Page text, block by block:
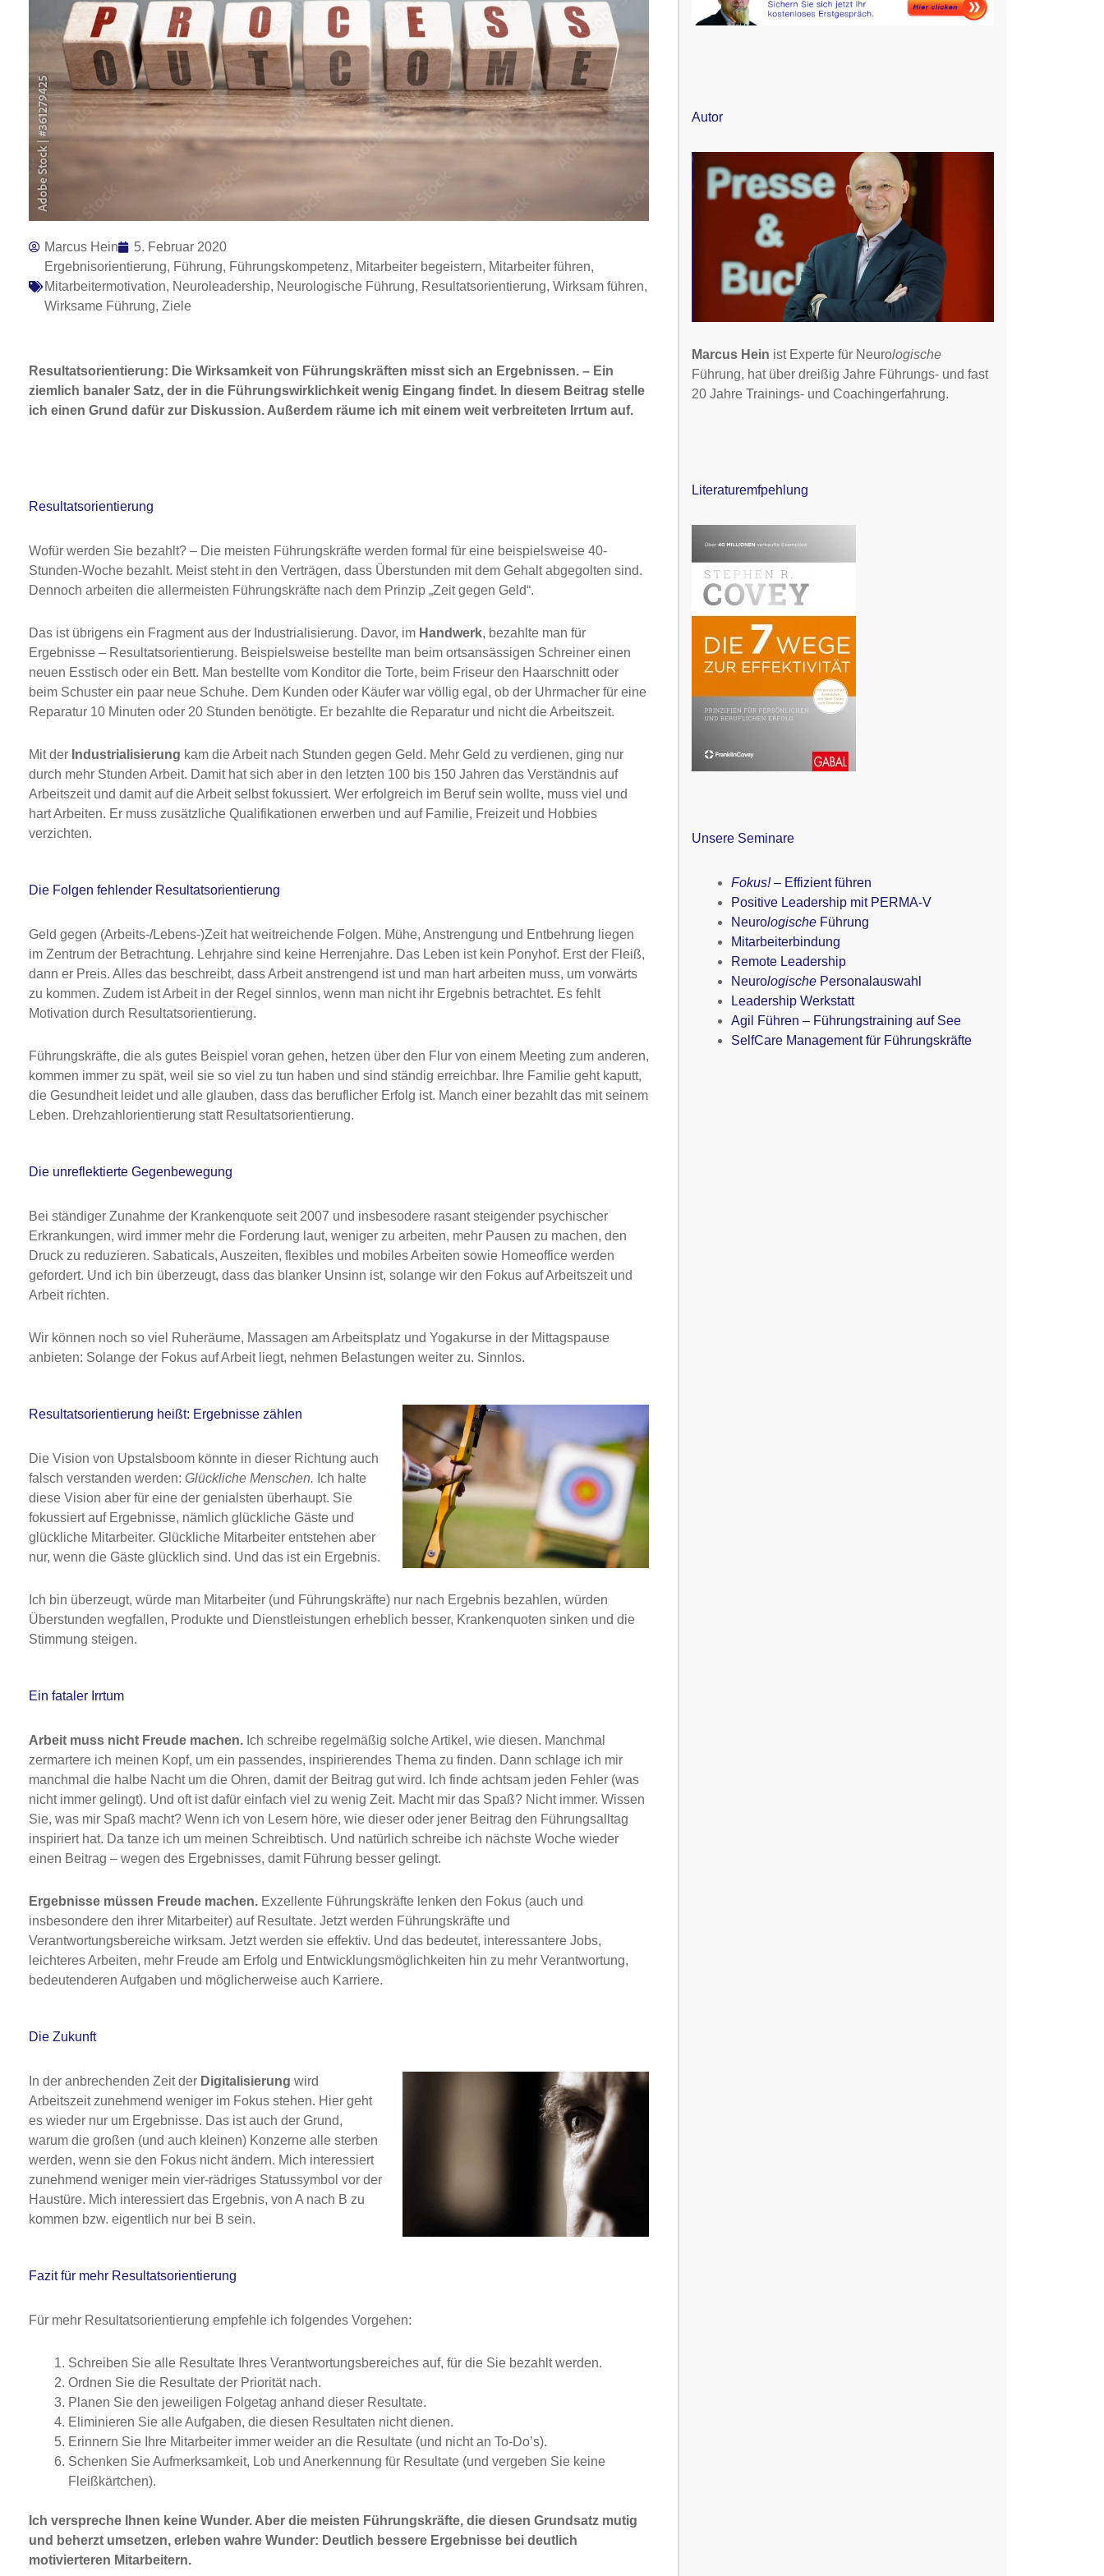
Marcus Hein
5. Februar 2020
Ergebnisorientierung, Führung, Führungskompetenz, Mitarbeiter begeistern, Mitarbeiter führen,
Mitarbeitermotivation, Neuroleadership, Neurologische Führung, Resultatsorientierung, Wirksam führen,
Wirksame Führung, Ziele
Resultatsorientierung: Die Wirksamkeit von Führungskräften misst sich an Ergebnissen. – Ein
ziemlich banaler Satz, der in die Führungswirklichkeit wenig Eingang findet. In diesem Beitrag stelle
ich einen Grund dafür zur Diskussion. Außerdem räume ich mit einem weit verbreiteten Irrtum auf.
Resultatsorientierung
Wofür werden Sie bezahlt? – Die meisten Führungskräfte werden formal für eine beispielsweise 40-
Stunden-Woche bezahlt. Meist steht in den Verträgen, dass Überstunden mit dem Gehalt abgegolten sind.
Dennoch arbeiten die allermeisten Führungskräfte nach dem Prinzip „Zeit gegen Geld“.
Das ist übrigens ein Fragment aus der Industrialisierung. Davor, im Handwerk, bezahlte man für
Ergebnisse – Resultatsorientierung. Beispielsweise bestellte man beim ortsansässigen Schreiner einen
neuen Esstisch oder ein Bett. Man bestellte vom Konditor die Torte, beim Friseur den Haarschnitt oder
beim Schuster ein paar neue Schuhe. Dem Kunden oder Käufer war völlig egal, ob der Uhrmacher für eine
Reparatur 10 Minuten oder 20 Stunden benötigte. Er bezahlte die Reparatur und nicht die Arbeitszeit.
Mit der Industrialisierung kam die Arbeit nach Stunden gegen Geld. Mehr Geld zu verdienen, ging nur
durch mehr Stunden Arbeit. Damit hat sich aber in den letzten 100 bis 150 Jahren das Verständnis auf
Arbeitszeit und damit auf die Arbeit selbst fokussiert. Wer erfolgreich im Beruf sein wollte, muss viel und
hart Arbeiten. Er muss zusätzliche Qualifikationen erwerben und auf Familie, Freizeit und Hobbies
verzichten.
Die Folgen fehlender Resultatsorientierung
Geld gegen (Arbeits-/Lebens-)Zeit hat weitreichende Folgen. Mühe, Anstrengung und Entbehrung liegen
im Zentrum der Betrachtung. Lehrjahre sind keine Herrenjahre. Das Leben ist kein Ponyhof. Erst der Fleiß,
dann er Preis. Alles das beschreibt, dass Arbeit anstrengend ist und man hart arbeiten muss, um vorwärts
zu kommen. Zudem ist Arbeit in der Regel sinnlos, wenn man nicht ihr Ergebnis betrachtet. Es fehlt
Motivation durch Resultatsorientierung.
Führungskräfte, die als gutes Beispiel voran gehen, hetzen über den Flur von einem Meeting zum anderen,
kommen immer zu spät, weil sie so viel zu tun haben und sind ständig erreichbar. Ihre Familie geht kaputt,
die Gesundheit leidet und alle glauben, dass das beruflicher Erfolg ist. Manch einer bezahlt das mit seinem
Leben. Drehzahlorientierung statt Resultatsorientierung.
Die unreflektierte Gegenbewegung
Bei ständiger Zunahme der Krankenquote seit 2007 und insbesodere rasant steigender psychischer
Erkrankungen, wird immer mehr die Forderung laut, weniger zu arbeiten, mehr Pausen zu machen, den
Druck zu reduzieren. Sabaticals, Auszeiten, flexibles und mobiles Arbeiten sowie Homeoffice werden
gefordert. Und ich bin überzeugt, dass das blanker Unsinn ist, solange wir den Fokus auf Arbeitszeit und
Arbeit richten.
Wir können noch so viel Ruheräume, Massagen am Arbeitsplatz und Yogakurse in der Mittagspause
anbieten: Solange der Fokus auf Arbeit liegt, nehmen Belastungen weiter zu. Sinnlos.
Resultatsorientierung heißt: Ergebnisse zählen
Die Vision von Upstalsboom könnte in dieser Richtung auch
falsch verstanden werden: Glückliche Menschen. Ich halte
diese Vision aber für eine der genialsten überhaupt. Sie
fokussiert auf Ergebnisse, nämlich glückliche Gäste und
glückliche Mitarbeiter. Glückliche Mitarbeiter entstehen aber
nur, wenn die Gäste glücklich sind. Und das ist ein Ergebnis.
Ich bin überzeugt, würde man Mitarbeiter (und Führungskräfte) nur nach Ergebnis bezahlen, würden
Überstunden wegfallen, Produkte und Dienstleistungen erheblich besser, Krankenquoten sinken und die
Stimmung steigen.
Ein fataler Irrtum
Arbeit muss nicht Freude machen. Ich schreibe regelmäßig solche Artikel, wie diesen. Manchmal
zermartere ich meinen Kopf, um ein passendes, inspirierendes Thema zu finden. Dann schlage ich mir
manchmal die halbe Nacht um die Ohren, damit der Beitrag gut wird. Ich finde achtsam jeden Fehler (was
nicht immer gelingt). Und oft ist dafür einfach viel zu wenig Zeit. Macht mir das Spaß? Nicht immer. Wissen
Sie, was mir Spaß macht? Wenn ich von Lesern höre, wie dieser oder jener Beitrag den Führungsalltag
inspiriert hat. Da tanze ich um meinen Schreibtisch. Und natürlich schreibe ich nächste Woche wieder
einen Beitrag – wegen des Ergebnisses, damit Führung besser gelingt.
Ergebnisse müssen Freude machen. Exzellente Führungskräfte lenken den Fokus (auch und
insbesondere den ihrer Mitarbeiter) auf Resultate. Jetzt werden Führungskräfte und
Verantwortungsbereiche wirksam. Jetzt werden sie effektiv. Und das bedeutet, interessantere Jobs,
leichteres Arbeiten, mehr Freude am Erfolg und Entwicklungsmöglichkeiten hin zu mehr Verantwortung,
bedeutenderen Aufgaben und möglicherweise auch Karriere.
Die Zukunft
In der anbrechenden Zeit der Digitalisierung wird
Arbeitszeit zunehmend weniger im Fokus stehen. Hier geht
es wieder nur um Ergebnisse. Das ist auch der Grund,
warum die großen (und auch kleinen) Konzerne alle sterben
werden, wenn sie den Fokus nicht ändern. Mich interessiert
zunehmend weniger mein vier-rädriges Statussymbol vor der
Haustüre. Mich interessiert das Ergebnis, von A nach B zu
kommen bzw. eigentlich nur bei B sein.
Fazit für mehr Resultatsorientierung
Für mehr Resultatsorientierung empfehle ich folgendes Vorgehen:
Schreiben Sie alle Resultate Ihres Verantwortungsbereiches auf, für die Sie bezahlt werden.
Ordnen Sie die Resultate der Priorität nach.
Planen Sie den jeweiligen Folgetag anhand dieser Resultate.
Eliminieren Sie alle Aufgaben, die diesen Resultaten nicht dienen.
Erinnern Sie Ihre Mitarbeiter immer weider an die Resultate (und nicht an To-Do’s).
Schenken Sie Aufmerksamkeit, Lob und Anerkennung für Resultate (und vergeben Sie keine
Fleißkärtchen).
Ich verspreche Ihnen keine Wunder. Aber die meisten Führungskräfte, die diesen Grundsatz mutig
und beherzt umsetzen, erleben wahre Wunder: Deutlich bessere Ergebnisse bei deutlich
motivierteren Mitarbeitern.
Autor
Marcus Hein ist Experte für Neurologische
Führung, hat über dreißig Jahre Führungs- und fast
20 Jahre Trainings- und Coachingerfahrung.
Literaturemfpehlung
Unsere Seminare
Fokus!– Effizient führen
Positive Leadership mit PERMA-V
NeurologischeFührung
Mitarbeiterbindung
Remote Leadership
NeurologischePersonalauswahl
Leadership Werkstatt
Agil Führen – Führungstraining auf See
SelfCare Management für Führungskräfte